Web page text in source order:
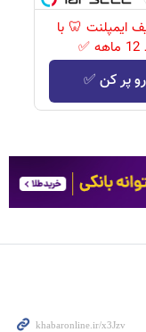
ایمپلنت 🦷 با
پر کن ✅